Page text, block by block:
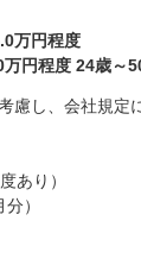
万円程度
万円程度 24歳～
慮し、会社規定
あり）
）